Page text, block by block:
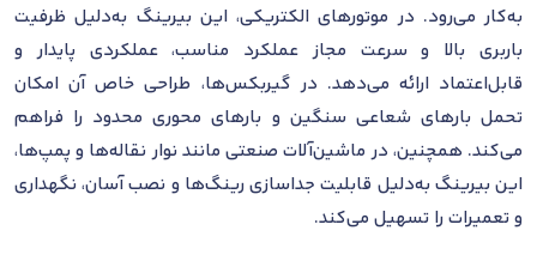
به‌کار می‌رود. در موتورهای الکتریکی، این بیرینگ به‌دلیل ظرفیت
باربری بالا و سرعت مجاز عملکرد مناسب، عملکردی پایدار و
قابل‌اعتماد ارائه می‌دهد. در گیربکس‌ها، طراحی خاص آن امکان
تحمل بارهای شعاعی سنگین و بارهای محوری محدود را فراهم
می‌کند. همچنین، در ماشین‌آلات صنعتی مانند نوار نقاله‌ها و پمپ‌ها،
این بیرینگ به‌دلیل قابلیت جداسازی رینگ‌ها و نصب آسان، نگهداری
و تعمیرات را تسهیل می‌کند.